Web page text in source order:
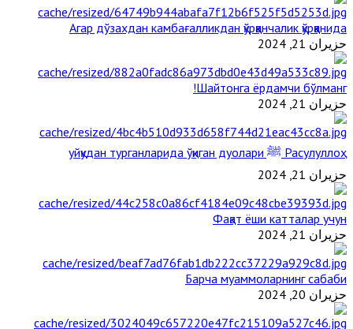
Агар дўзахдан камбағалликдан қўрққанчалик қўрққанида
حزيران 21, 2024
Шайтонга ёрдамчи бўлманг!
حزيران 21, 2024
Расулуллоҳ ﷺ уйқудан турганларида ўқиган дуолари
حزيران 21, 2024
Фақат ёши катталар учун
حزيران 21, 2024
Барча муаммоларнинг сабаби
حزيران 20, 2024